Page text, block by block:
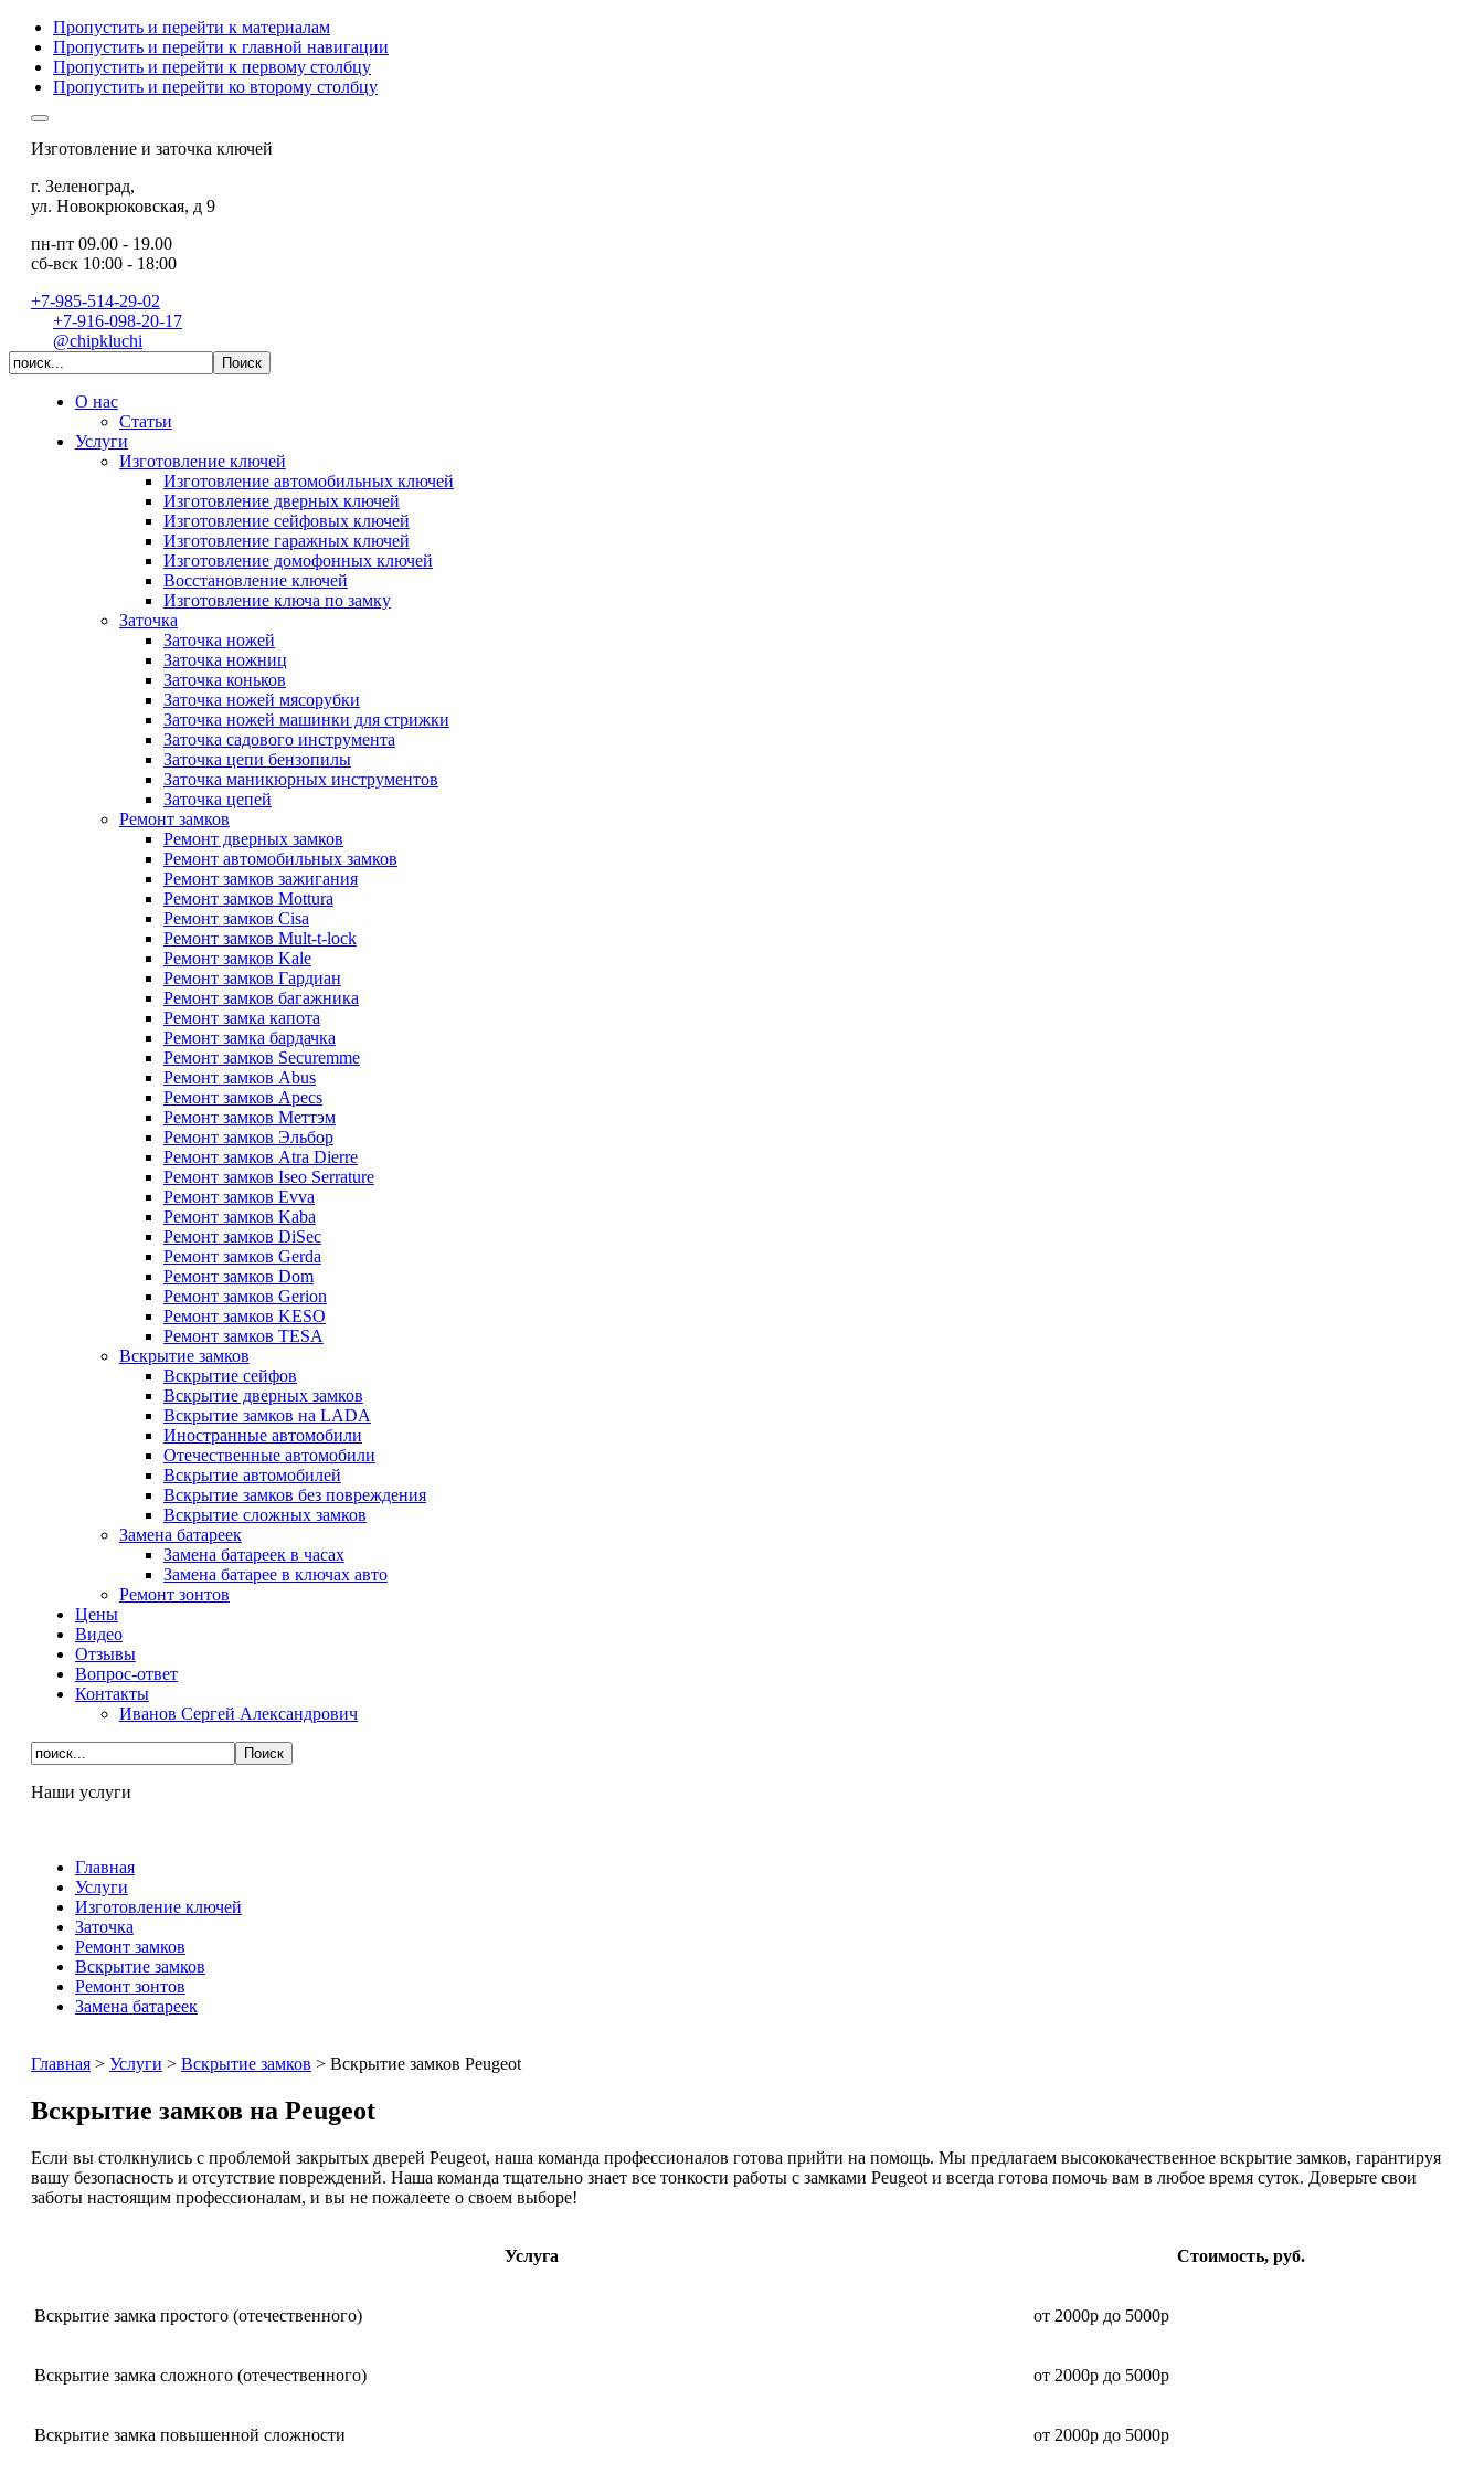
Пропустить и перейти к материалам
Пропустить и перейти к главной навигации
Пропустить и перейти к первому столбцу
Пропустить и перейти ко второму столбцу
Изготовление и заточка ключей
г. Зеленоград,
ул. Новокрюковская, д 9
пн-пт 09.00 - 19.00
сб-вск 10:00 - 18:00
+7-985-514-29-02
+7-916-098-20-17
@chipkluchi
О нас
Статьи
Услуги
Изготовление ключей
Изготовление автомобильных ключей
Изготовление дверных ключей
Изготовление сейфовых ключей
Изготовление гаражных ключей
Изготовление домофонных ключей
Восстановление ключей
Изготовление ключа по замку
Заточка
Заточка ножей
Заточка ножниц
Заточка коньков
Заточка ножей мясорубки
Заточка ножей машинки для стрижки
Заточка садового инструмента
Заточка цепи бензопилы
Заточка маникюрных инструментов
Заточка цепей
Ремонт замков
Ремонт дверных замков
Ремонт автомобильных замков
Ремонт замков зажигания
Ремонт замков Mottura
Ремонт замков Cisa
Ремонт замков Mult-t-lock
Ремонт замков Kale
Ремонт замков Гардиан
Ремонт замков багажника
Ремонт замка капота
Ремонт замка бардачка
Ремонт замков Securemme
Ремонт замков Abus
Ремонт замков Apecs
Ремонт замков Меттэм
Ремонт замков Эльбор
Ремонт замков Atra Dierre
Ремонт замков Iseo Serrature
Ремонт замков Evva
Ремонт замков Kaba
Ремонт замков DiSec
Ремонт замков Gerda
Ремонт замков Dom
Ремонт замков Gerion
Ремонт замков KESO
Ремонт замков TESA
Вскрытие замков
Вскрытие сейфов
Вскрытие дверных замков
Вскрытие замков на LADA
Иностранные автомобили
Отечественные автомобили
Вскрытие автомобилей
Вскрытие замков без повреждения
Вскрытие сложных замков
Замена батареек
Замена батареек в часах
Замена батарее в ключах авто
Ремонт зонтов
Цены
Видео
Отзывы
Вопрос-ответ
Контакты
Иванов Сергей Александрович
Наши услуги
Главная
Услуги
Изготовление ключей
Заточка
Ремонт замков
Вскрытие замков
Ремонт зонтов
Замена батареек
Главная> Услуги > Вскрытие замков > Вскрытие замков Peugeot
Вскрытие замков на Peugeot
Если вы столкнулись с проблемой закрытых дверей Peugeot, наша команда профессионалов готова прийти на помощь. Мы предлагаем высококачественное вскрытие замков, гарантируя
вашу безопасность и отсутствие повреждений. Наша команда тщательно знает все тонкости работы с замками Peugeot и всегда готова помочь вам в любое время суток. Доверьте свои
заботы настоящим профессионалам, и вы не пожалеете о своем выборе!
Услуга Стоимость, руб.
Вскрытие замка простого (отечественного) от 2000р до 5000р
Вскрытие замка сложного (отечественного) от 2000р до 5000р
Вскрытие замка повышенной сложности от 2000р до 5000р